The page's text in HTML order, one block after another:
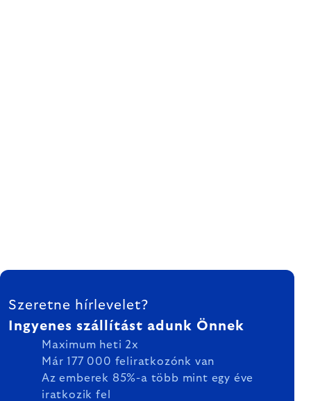
LÁBLÉC
Szeretne hírlevelet?
Ingyenes szállítást adunk Önnek
Maximum heti 2x
Már 177 000 feliratkozónk van
Az emberek 85%-a több mint egy éve
iratkozik fel